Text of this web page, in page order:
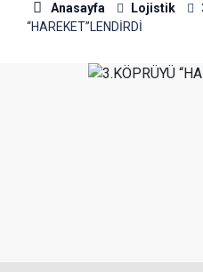
Anasayfa Lojistik
“HAREKET”LENDİRDİ